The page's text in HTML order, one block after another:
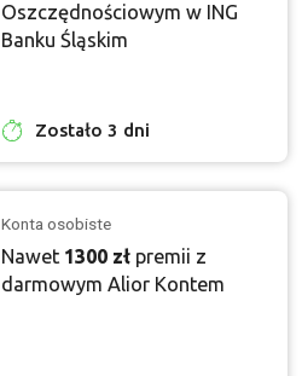
Oszczędnościowym w ING
Banku Śląskim
Zostało 3 dni
Konta osobiste
Nawet 1300 zł premii z
darmowym Alior Kontem